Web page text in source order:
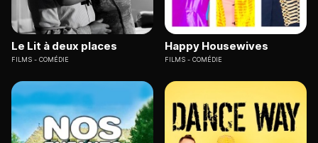
Le Lit à deux places
FILMS COMÉDIE
Happy Housewives
FILMS COMÉDIE